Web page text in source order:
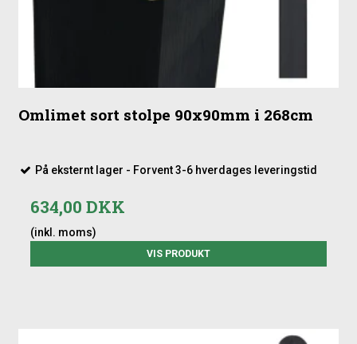
Omlimet sort stolpe 90x90mm i 268cm
På eksternt lager - Forvent 3-6 hverdages leveringstid
634,00 DKK
(inkl. moms)
VIS PRODUKT